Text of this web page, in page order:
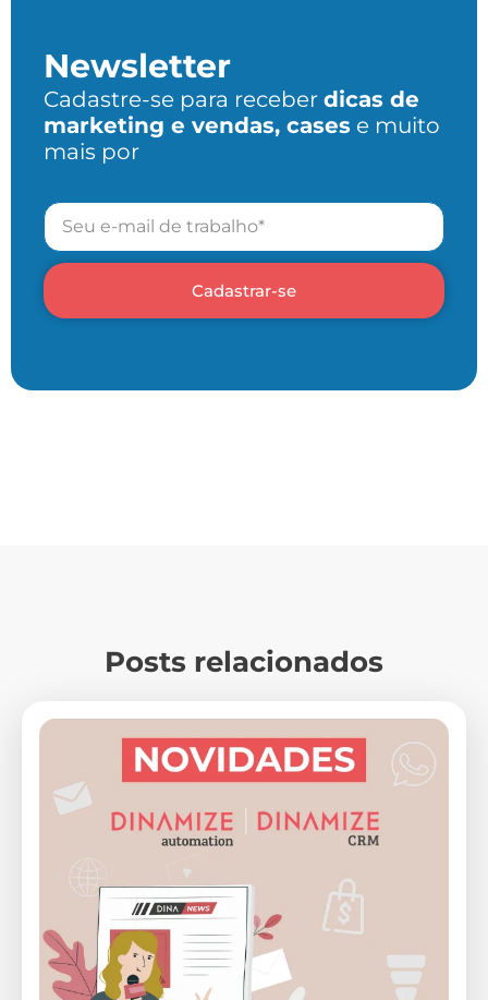
Newsletter
Cadastre-se para receber dicas de
marketing e vendas, cases e muito
mais por
Cadastrar-se
Posts relacionados